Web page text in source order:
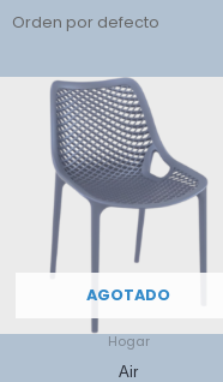
AGOTADO
Hogar
Air